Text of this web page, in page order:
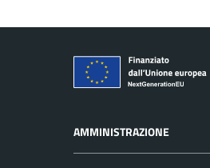
AMMINISTRAZIONE